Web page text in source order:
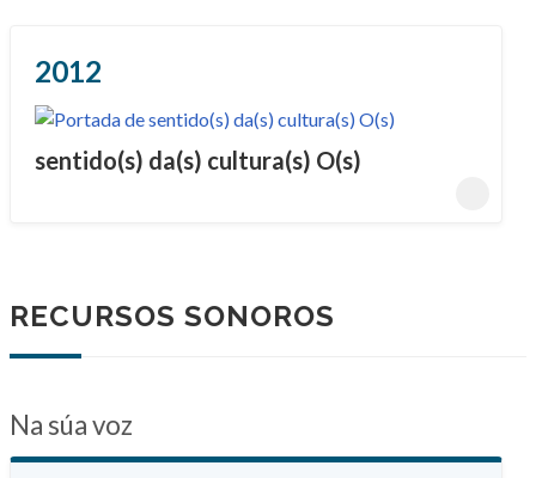
2012
sentido(s) da(s) cultura(s) O(s)
RECURSOS SONOROS
Na súa voz